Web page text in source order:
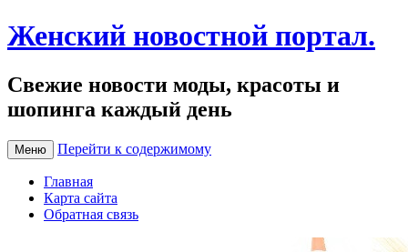
Женский новостной портал.
Свежие новости моды, красоты и
шопинга каждый день
Меню Перейти к содержимому
Главная
Карта сайта
Обратная связь